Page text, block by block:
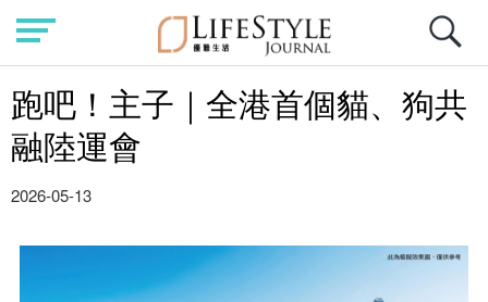
跑吧！主子｜全港首個貓、狗共
融陸運會
2026-05-13